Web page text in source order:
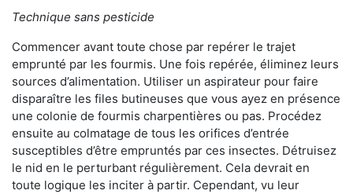
Technique sans pesticide
Commencer avant toute chose par repérer le trajet
emprunté par les fourmis. Une fois repérée, éliminez leurs
sources d’alimentation. Utiliser un aspirateur pour faire
disparaître les files butineuses que vous ayez en présence
une colonie de fourmis charpentières ou pas. Procédez
ensuite au colmatage de tous les orifices d’entrée
susceptibles d’être empruntés par ces insectes. Détruisez
le nid en le perturbant régulièrement. Cela devrait en
toute logique les inciter à partir. Cependant, vu leur